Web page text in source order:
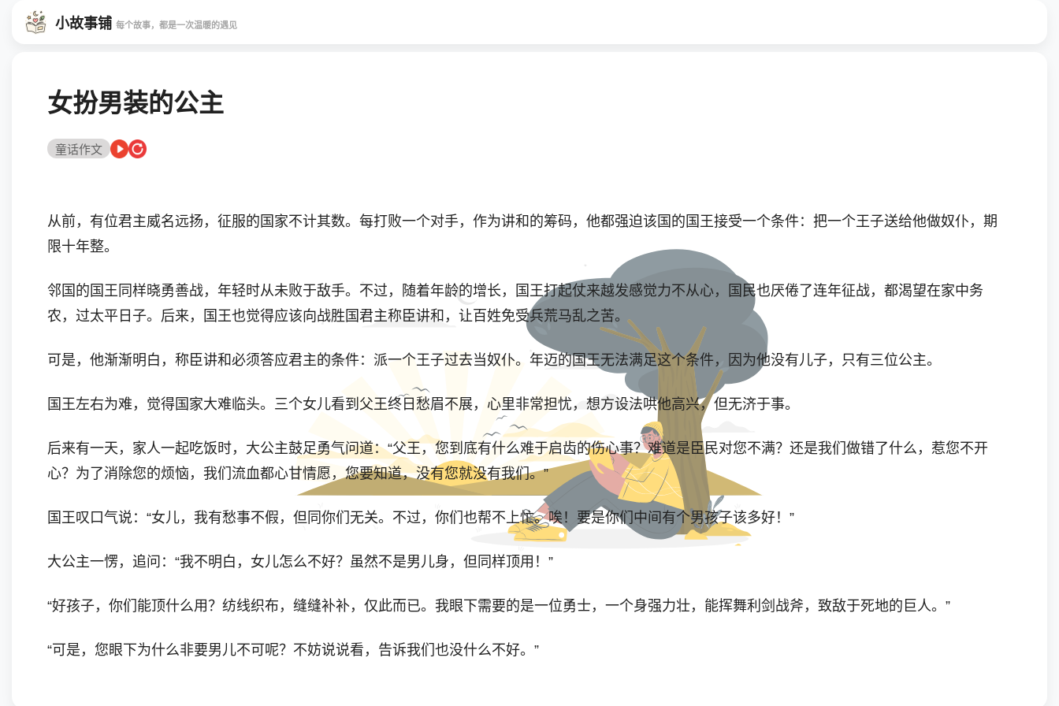
小故事铺 每个故事，都是一次温暖的遇见
女扮男装的公主
童话作文
从前，有位君主威名远扬，征服的国家不计其数。每打败一个对手，作为讲和的筹码，他都强迫该国的国王接受一个条件：把一个王子送给他做奴仆，期
限十年整。
邻国的国王同样晓勇善战，年轻时从未败于敌手。不过，随着年龄的增长，国王打起仗来越发感觉力不从心，国民也厌倦了连年征战，都渴望在家中务
农，过太平日子。后来，国王也觉得应该向战胜国君主称臣讲和，让百姓免受兵荒马乱之苦。
可是，他渐渐明白，称臣讲和必须答应君主的条件：派一个王子过去当奴仆。年迈的国王无法满足这个条件，因为他没有儿子，只有三位公主。
国王左右为难，觉得国家大难临头。三个女儿看到父王终日愁眉不展，心里非常担忧，想方设法哄他高兴，但无济于事。
后来有一天，家人一起吃饭时，大公主鼓足勇气问道：“父王，您到底有什么难于启齿的伤心事？难道是臣民对您不满？还是我们做错了什么，惹您不开
心？为了消除您的烦恼，我们流血都心甘情愿，您要知道，没有您就没有我们。”
国王叹口气说：“女儿，我有愁事不假，但同你们无关。不过，你们也帮不上忙。唉！要是你们中间有个男孩子该多好！”
大公主一愣，追问：“我不明白，女儿怎么不好？虽然不是男儿身，但同样顶用！”
“好孩子，你们能顶什么用？纺线织布，缝缝补补，仅此而已。我眼下需要的是一位勇士，一个身强力壮，能挥舞利剑战斧，致敌于死地的巨人。”
“可是，您眼下为什么非要男儿不可呢？不妨说说看，告诉我们也没什么不好。”